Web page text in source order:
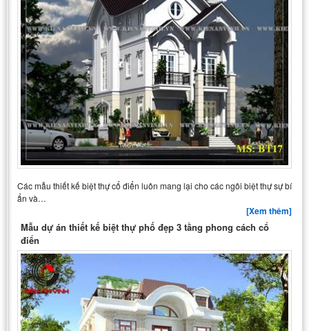
Các mẫu thiết kế biệt thự cổ điển luôn mang lại cho các ngôi biệt thự sự bí
ẩn và…
[Xem thêm]
Mẫu dự án thiết kế biệt thự phố đẹp 3 tầng phong cách cổ
điển